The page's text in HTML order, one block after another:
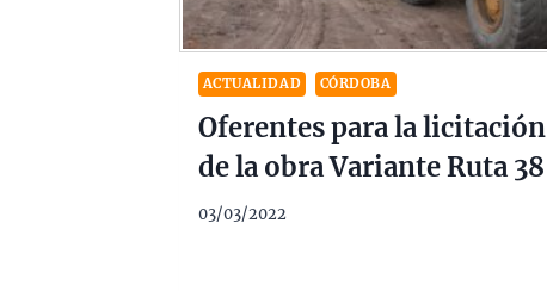
ACTUALIDAD CÓRDOBA
Oferentes para la licitación
de la obra Variante Ruta 38
03/03/2022